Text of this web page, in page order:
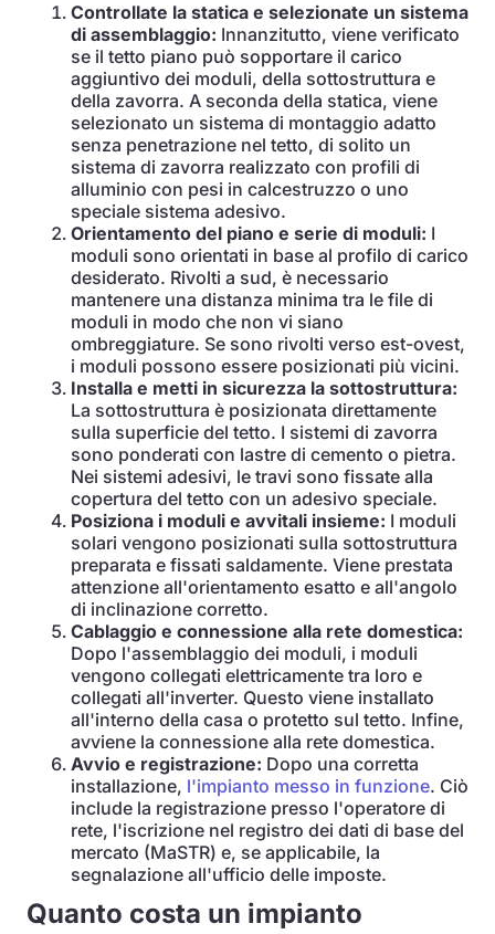
Controllate la statica e selezionate un sistema
di assemblaggio: Innanzitutto, viene verificato
se il tetto piano può sopportare il carico
aggiuntivo dei moduli, della sottostruttura e
della zavorra. A seconda della statica, viene
selezionato un sistema di montaggio adatto
senza penetrazione nel tetto, di solito un
sistema di zavorra realizzato con profili di
alluminio con pesi in calcestruzzo o uno
speciale sistema adesivo.
Orientamento del piano e serie di moduli: I
moduli sono orientati in base al profilo di carico
desiderato. Rivolti a sud, è necessario
mantenere una distanza minima tra le file di
moduli in modo che non vi siano
ombreggiature. Se sono rivolti verso est-ovest,
i moduli possono essere posizionati più vicini.
Installa e metti in sicurezza la sottostruttura:
La sottostruttura è posizionata direttamente
sulla superficie del tetto. I sistemi di zavorra
sono ponderati con lastre di cemento o pietra.
Nei sistemi adesivi, le travi sono fissate alla
copertura del tetto con un adesivo speciale.
Posiziona i moduli e avvitali insieme: I moduli
solari vengono posizionati sulla sottostruttura
preparata e fissati saldamente. Viene prestata
attenzione all'orientamento esatto e all'angolo
di inclinazione corretto.
Cablaggio e connessione alla rete domestica:
Dopo l'assemblaggio dei moduli, i moduli
vengono collegati elettricamente tra loro e
collegati all'inverter. Questo viene installato
all'interno della casa o protetto sul tetto. Infine,
avviene la connessione alla rete domestica.
Avvio e registrazione: Dopo una corretta
installazione, l'impianto messo in funzione. Ciò
include la registrazione presso l'operatore di
rete, l'iscrizione nel registro dei dati di base del
mercato (MaSTR) e, se applicabile, la
segnalazione all'ufficio delle imposte.
Quanto costa un impianto